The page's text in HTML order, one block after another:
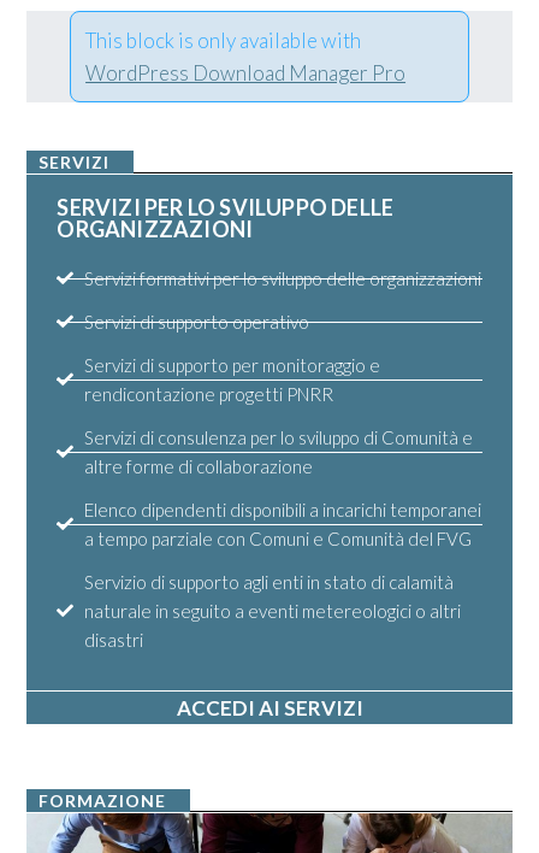
This block is only available with
WordPress Download Manager Pro
SERVIZI
SERVIZI PER LO SVILUPPO DELLE
ORGANIZZAZIONI
Servizi formativi per lo sviluppo delle organizzazioni
Servizi di supporto operativo
Servizi di supporto per monitoraggio e
rendicontazione progetti PNRR
Servizi di consulenza per lo sviluppo di Comunità e
altre forme di collaborazione
Elenco dipendenti disponibili a incarichi temporanei
a tempo parziale con Comuni e Comunità del FVG
Servizio di supporto agli enti in stato di calamità
naturale in seguito a eventi metereologici o altri
disastri
ACCEDI AI SERVIZI
FORMAZIONE